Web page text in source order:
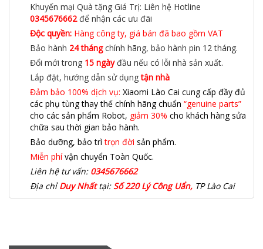
Khuyến mại Quà tặng Giá Trị: Liên hệ Hotline
0345676662để nhận các ưu đãi
Độc quyền: Hàng công ty, giá bán đã bao gồm VAT
Bảo hành 24 thángchính hãng, bảo hành pin 12 tháng.
Đổi mới trong 15 ngàyđầu nếu có lỗi nhà sản xuất.
Lắp đặt, hướng dẫn sử dụngtận nhà
Đảm bảo 100% dịch vụ: Xiaomi Lào Cai cung cấp đầy đủ
các phụ tùng thay thế chính hãng chuẩn “genuine parts”
cho các sản phẩm Robot, giảm 30% cho khách hàng sửa
chữa sau thời gian bảo hành.
Bảo dưỡng, bảo trìtrọn đời sản phẩm.
Miễn phívận chuyển Toàn Quốc.
Liên hệ tư vấn: 0345676662
Địa chỉDuy Nhấttại: Số 220 Lý Công Uẩn, TP Lào Cai